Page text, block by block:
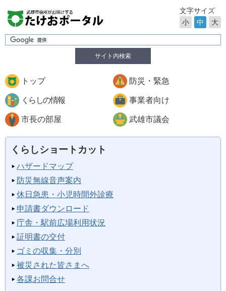
サイト内検索
文字サイズ
小
中 大
トップ 防災・緊急
くらしの情報 事業者向け
市長の部屋 武雄市議会
くらしショートカット
ハザードマップ
防災無線音声案内
休日急患・小児時間外診療
申請書ダウンロード
庁舎・駅前広場利用状況
証明書の交付
ゴミの収集・分別
被災された皆さまへ
各課お問合せ